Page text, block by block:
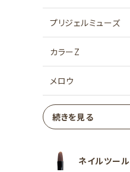
プリジェルミューズ
カラーZ
メロウ
続きを見る
ネイルツール